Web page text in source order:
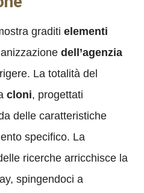
graditi elementi
dell’agenzia
La totalità del
cloni, progettati
delle caratteristiche
specifico. La
ricerche arricchisce la
spingendoci a